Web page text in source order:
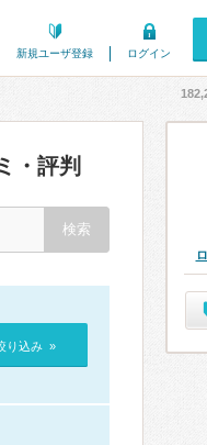
新規ユーザ登録 ログイン
・評判
り込み »